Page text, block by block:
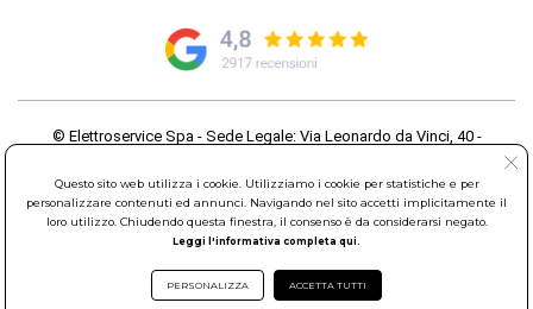
© Elettroservice Spa - Sede Legale: Via Leonardo da Vinci, 40 -
Partita Iva: 01586761007 - Codice Fiscale: 06634500588 Capitale
Sociale 1.600.000,00 Euro i.v. Iscritto al Registro delle Imprese di
Roma REA: RM-535144
Sede Operativa: Via Leonardo da Vinci, 40 - 00015 Monterotondo
Scalo (RM) - Telefono:06.90095358
Questo sito web utilizza i cookie. Utilizziamo i cookie per statistiche e per
personalizzare contenuti ed annunci. Navigando nel sito accetti implicitamente il
loro utilizzo. Chiudendo questa finestra, il consenso è da considerarsi negato.
Leggi l'informativa completa qui.
PERSONALIZZA ACCETTA TUTTI